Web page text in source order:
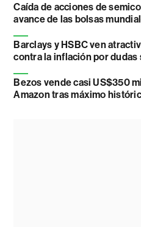
Caída de acciones de
avance de las bolsas
Barclays y HSBC ven
contra la inflación por dudas
Bezos vende casi US$350
Amazon tras máximo